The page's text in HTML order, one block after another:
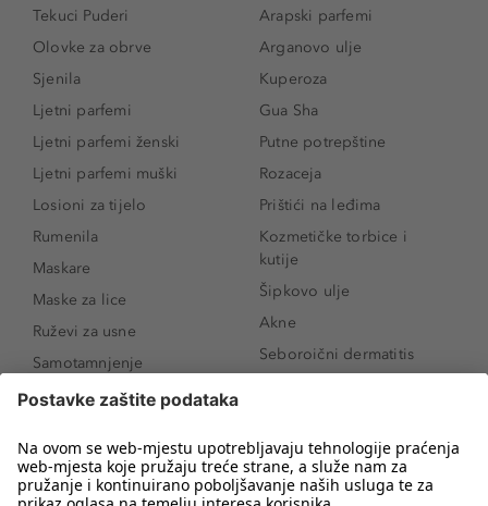
Tekuci Puderi
Olovke za obrve
Sjenila
Ljetni parfemi
Ljetni parfemi ženski
Ljetni parfemi muški
Losioni za tijelo
Rumenila
Maskare
Maske za lice
Ruževi za usne
Samotamnjenje
Puderi
Proizvodi za obrve
Sunce i zaštita
Arapski parfemi
Arganovo ulje
Kuperoza
Gua Sha
Putne potrepštine
Rozaceja
Prištići na leđima
Kozmetičke torbice i
kutije
Šipkovo ulje
Akne
Seboroični dermatitis
Novo
Koji mi parfem